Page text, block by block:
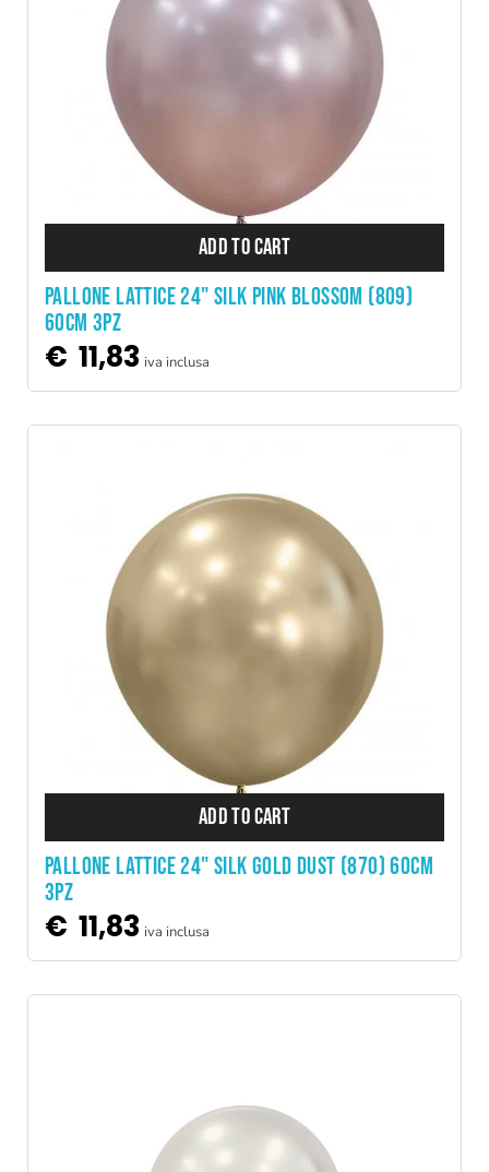
ADD TO CART
PALLONE LATTICE 24" SILK PINK BLOSSOM (809)
60CM 3PZ
€ 11,83 iva inclusa
ADD TO CART
PALLONE LATTICE 24" SILK GOLD DUST (870) 60CM
3PZ
€ 11,83 iva inclusa